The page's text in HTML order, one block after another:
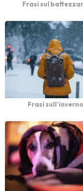
Frasi sul
Frasi sull’inverno